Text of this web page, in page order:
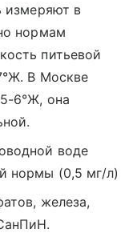
измеряют в
нормам
питьевой
В Москве
6°Ж, она
воде
нормы (0,5 мг/л)
железа,